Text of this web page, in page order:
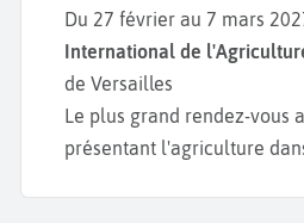
Du 27 février au 7 mars
International de
de Versailles
Le plus grand rendez-vous
présentant l'agriculture